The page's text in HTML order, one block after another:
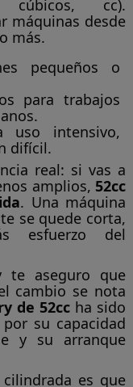
cúbicos, cc).
máquinas desde
más.
pequeños o
para trabajos
uso intensivo,
difícil.
real: si vas a
amplios, 52cc
. Una máquina
se quede corta,
esfuerzo del
te aseguro que
cambio se nota
de 52cc ha sido
su capacidad
y su arranque
es que